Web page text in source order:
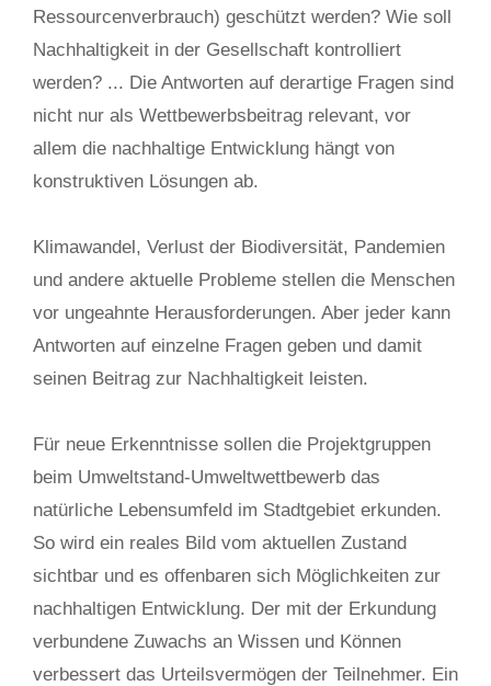
Ressourcenverbrauch) geschützt werden? Wie soll
Nachhaltigkeit in der Gesellschaft kontrolliert
werden? ... Die Antworten auf derartige Fragen sind
nicht nur als Wettbewerbsbeitrag relevant, vor
allem die nachhaltige Entwicklung hängt von
konstruktiven Lösungen ab.
Klimawandel, Verlust der Biodiversität, Pandemien
und andere aktuelle Probleme stellen die Menschen
vor ungeahnte Herausforderungen. Aber jeder kann
Antworten auf einzelne Fragen geben und damit
seinen Beitrag zur Nachhaltigkeit leisten.
Für neue Erkenntnisse sollen die Projektgruppen
beim Umweltstand-Umweltwettbewerb das
natürliche Lebensumfeld im Stadtgebiet erkunden.
So wird ein reales Bild vom aktuellen Zustand
sichtbar und es offenbaren sich Möglichkeiten zur
nachhaltigen Entwicklung. Der mit der Erkundung
verbundene Zuwachs an Wissen und Können
verbessert das Urteilsvermögen der Teilnehmer. Ein